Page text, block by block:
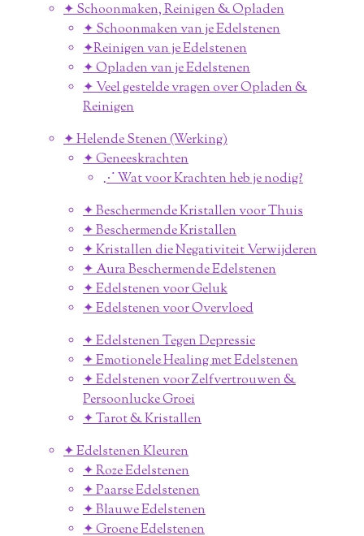
✦ Schoonmaken, Reinigen & Opladen
✦ Schoonmaken van je Edelstenen
✦Reinigen van je Edelstenen
✦ Opladen van je Edelstenen
✦ Veel gestelde vragen over Opladen &
Reinigen
✦ Helende Stenen (Werking)
✦ Geneeskrachten
⋰ Wat voor Krachten heb je nodig?
✦ Beschermende Kristallen voor Thuis
✦ Beschermende Kristallen
✦ Kristallen die Negativiteit Verwijderen
✦ Aura Beschermende Edelstenen
✦ Edelstenen voor Geluk
✦ Edelstenen voor Overvloed
✦ Edelstenen Tegen Depressie
✦ Emotionele Healing met Edelstenen
✦ Edelstenen voor Zelfvertrouwen &
Persoonlucke Groei
✦ Tarot & Kristallen
✦ Edelstenen Kleuren
✦ Roze Edelstenen
✦ Paarse Edelstenen
✦ Blauwe Edelstenen
✦ Groene Edelstenen